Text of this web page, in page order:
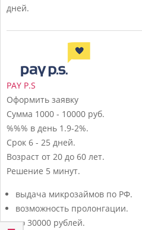
дней.
PAY P.S
Оформить заявку
Сумма 1000 - 10000 руб.
%%% в день 1.9-2%.
Срок 6 - 25 дней.
Возраст от 20 до 60 лет.
Решение 5 минут.
выдача микрозаймов по РФ.
возможность пролонгации.
до 30000 рублей.